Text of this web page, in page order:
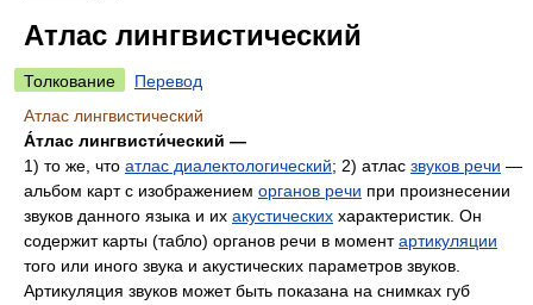
Атлас лингвистический
Толкование
Перевод
Атлас лингвистический
А́тлас лингвисти́ческий —
1) то же, что атлас диалектологический; 2) атлас звуков речи —
альбом карт с изображением органов речи при произнесении
звуков данного языка и их акустических характеристик. Он
содержит карты (табло) органов речи в моментартикуляции
того или иного звука и акустических параметров звуков.
Артикуляция звуков может быть показана на снимках губ